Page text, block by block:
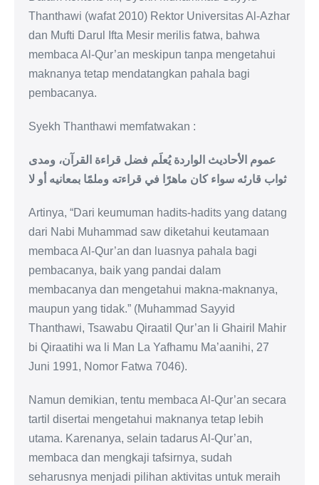
Thanthawi (wafat 2010) Rektor Universitas Al-Azhar
dan Mufti Darul Ifta Mesir merilis fatwa, bahwa
membaca Al-Qur’an meskipun tanpa mengetahui
maknanya tetap mendatangkan pahala bagi
pembacanya.
Syekh Thanthawi memfatwakan :
عموم الأحاديث الواردة يُعلَم فضل قراءة القرآن، ومدى
ثواب قارئه سواء كان ماهرًا في قراءته وملمًا بمعانيه أو لا
Artinya, “Dari keumuman hadits-hadits yang datang
dari Nabi Muhammad saw diketahui keutamaan
membaca Al-Qur’an dan luasnya pahala bagi
pembacanya, baik yang pandai dalam
membacanya dan mengetahui makna-maknanya,
maupun yang tidak.” (Muhammad Sayyid
Thanthawi, Tsawabu Qiraatil Qur’an li Ghairil Mahir
bi Qiraatihi wa li Man La Yafhamu Ma’aanihi, 27
Juni 1991, Nomor Fatwa 7046).
Namun demikian, tentu membaca Al-Qur’an secara
tartil disertai mengetahui maknanya tetap lebih
utama. Karenanya, selain tadarus Al-Qur’an,
membaca dan mengkaji tafsirnya, sudah
seharusnya menjadi pilihan aktivitas untuk meraih